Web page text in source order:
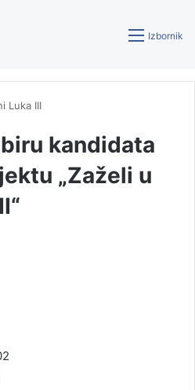
Izbornik
Luka III
kandidata
„Zaželi u